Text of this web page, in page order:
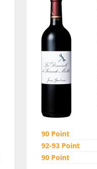
90 Point
92-93 Point
90 Point